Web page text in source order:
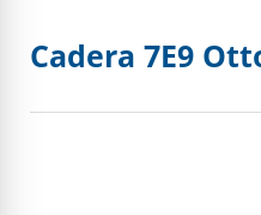
Cadera 7E9